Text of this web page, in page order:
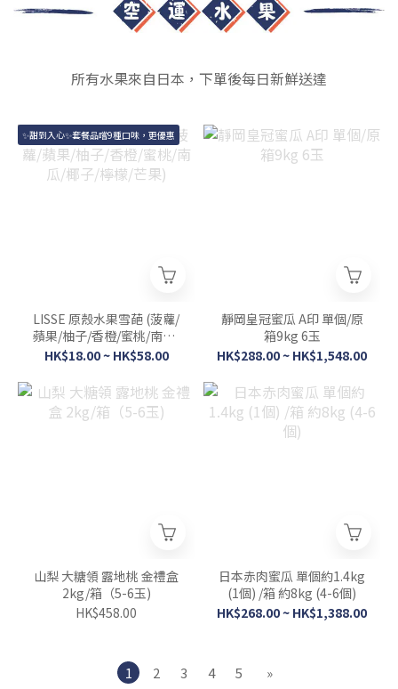
所有水果來自日本，下單後每日新鮮送達
✨甜到入心✨套餐品嚐9種口味，更優惠
LISSE 原殼水果雪葩 (菠蘿/
蘋果/柚子/香橙/蜜桃/南瓜/
椰子/檸檬/芒果)
HK$18.00 ~ HK$58.00
靜岡皇冠蜜瓜 A印 單個/原
箱9kg 6玉
HK$288.00 ~ HK$1,548.00
山梨 大糖領 露地桃 金禮盒
2kg/箱（5-6玉)
HK$458.00
日本赤肉蜜瓜 單個約1.4kg
(1個) /箱 約8kg (4-6個)
HK$268.00 ~ HK$1,388.00
1 2 3 4 5 »